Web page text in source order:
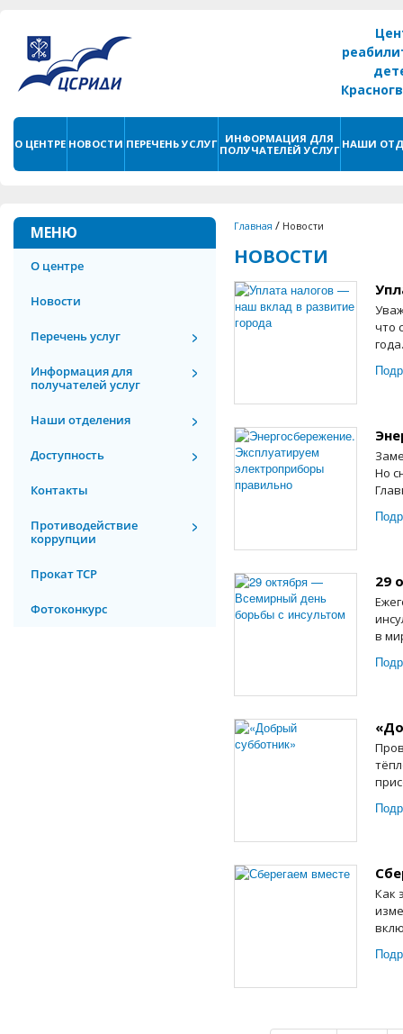
О ЦЕНТРЕ НОВОСТИ ПЕРЕЧЕНЬ УСЛУГ
ИНФОРМАЦИЯ ДЛЯ
ПОЛУЧАТЕЛЕЙ УСЛУГ НАШИ
МЕНЮ
О центре
Новости
Перечень услуг
Информация для
получателей услуг
Наши отделения
Доступность
Контакты
Противодействие
коррупции
Прокат ТСР
Фотоконкурс
Главная / Новости
НОВОСТИ
что
Но
29
в
Как